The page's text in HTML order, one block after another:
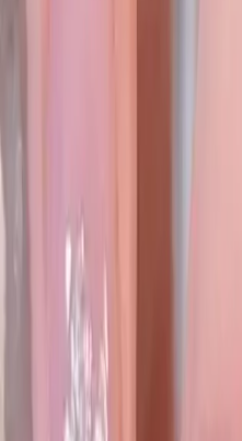
Tırnak Sağlığına Etkisi
minimuma indiriliyor. Yine de
nefes alması için ara verilmesi
Renk ve Stil
ELNİL BUTİK takma tırnak
seçenekleriyle her zevke hitap
desen ve süslemelerle
tamamlamaya yardımcı olur.
ve romantik stiller için idealdir.